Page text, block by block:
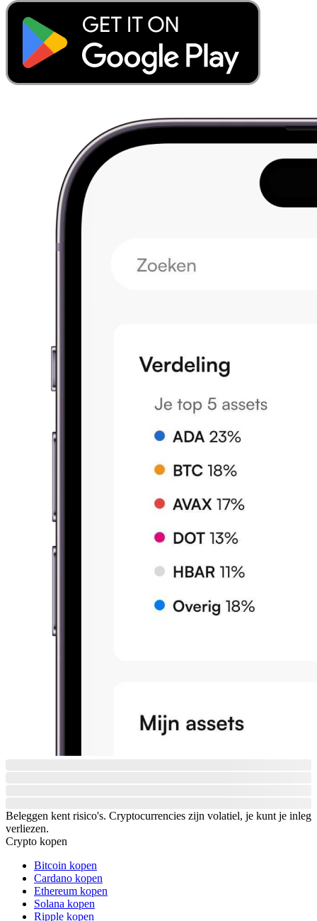
Beleggen kent risico's. Cryptocurrencies zijn volatiel, je kunt je inleg
verliezen.
Crypto kopen
Bitcoin kopen
Cardano kopen
Ethereum kopen
Solana kopen
Ripple kopen